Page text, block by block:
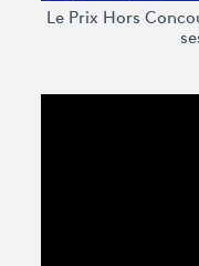
Le Prix Hors